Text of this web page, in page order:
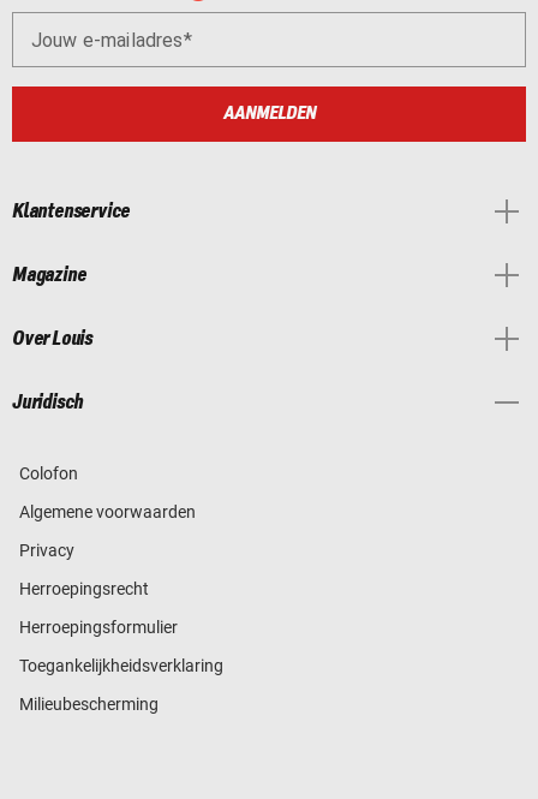
Jouw e-mailadres
AANMELDEN
Klantenservice
Magazine
Over Louis
Juridisch
Colofon
Algemene voorwaarden
Privacy
Herroepingsrecht
Herroepingsformulier
Toegankelijkheidsverklaring
Milieubescherming